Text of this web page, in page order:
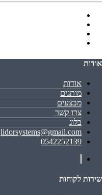
אודות
אודות
מותגים
מבצעים
צרו קשר
בלוג
lidorsystems@gmail.com
0542252139
שירות לקוחות